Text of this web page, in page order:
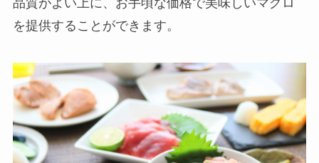
を提供することができます。